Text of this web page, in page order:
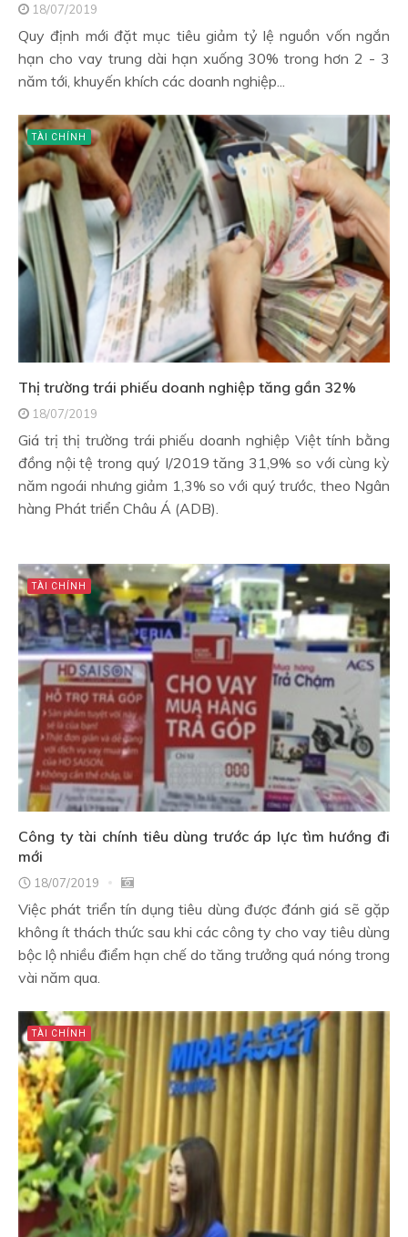
18/07/2019
Quy định mới đặt mục tiêu giảm tỷ lệ nguồn vốn ngắn
hạn cho vay trung dài hạn xuống 30% trong hơn 2 - 3
năm tới, khuyến khích các doanh nghiệp...
TÀI CHÍNH
Thị trường trái phiếu doanh nghiệp tăng gần 32%
18/07/2019
Giá trị thị trường trái phiếu doanh nghiệp Việt tính bằng
đồng nội tệ trong quý I/2019 tăng 31,9% so với cùng kỳ
năm ngoái nhưng giảm 1,3% so với quý trước, theo Ngân
hàng Phát triển Châu Á (ADB).
TÀI CHÍNH
Công ty tài chính tiêu dùng trước áp lực tìm hướng đi
mới
18/07/2019
Việc phát triển tín dụng tiêu dùng được đánh giá sẽ gặp
không ít thách thức sau khi các công ty cho vay tiêu dùng
bộc lộ nhiều điểm hạn chế do tăng trưởng quá nóng trong
vài năm qua.
TÀI CHÍNH